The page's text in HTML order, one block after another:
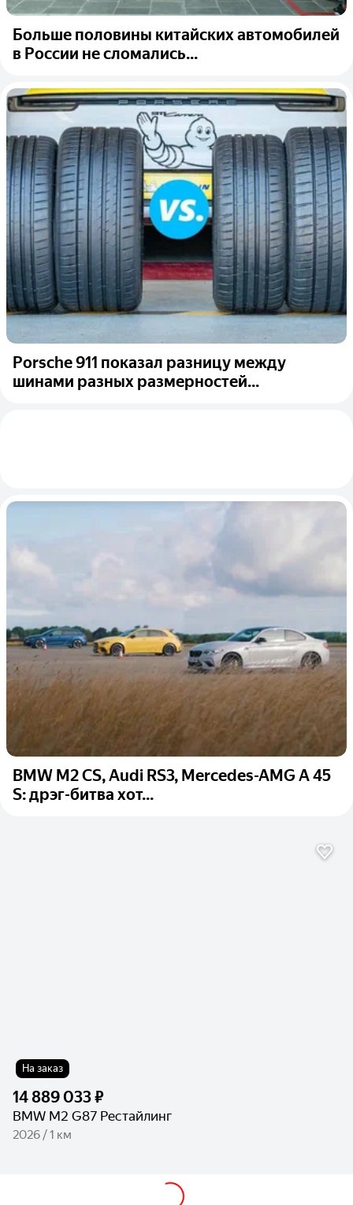
Больше половины китайских автомобилей
в России не сломались...
Porsche 911 показал разницу между
шинами разных размерностей...
BMW M2 CS, Audi RS3, Mercedes-AMG A 45
S: дрэг-битва хот...
На заказ
14 889 033 ₽
BMW M2 G87 Рестайлинг
2026 / 1 км